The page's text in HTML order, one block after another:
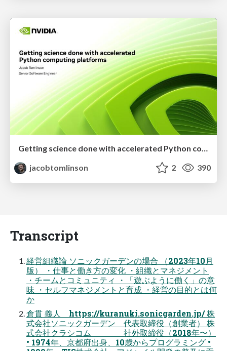
jacobtomlinson
2 390
Transcript
経営組織論 ソニックガーデンの場合 （2023年10月
版） ・仕事と働き方の変化 ・組織とマネジメント
・チームとコミュニティ ・「遊ぶように働く」の意
味 ・セルフマネジメントと育成 ・経営の目的とは何
か
倉貫 義人 https://kuranuki.sonicgarden.jp/ 株
式会社ソニックガーデン 代表取締役（創業者） 株
式会社クラシコム 社外取締役（2018年〜）
• 1974年、京都府出身、10歳からプログラミング •